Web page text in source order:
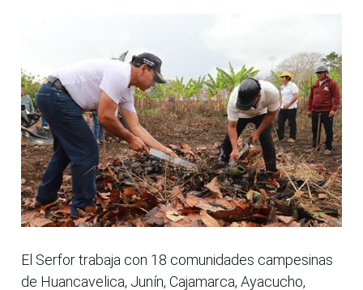
El Serfor trabaja con 18 comunidades campesinas
de Huancavelica, Junín, Cajamarca, Ayacucho,